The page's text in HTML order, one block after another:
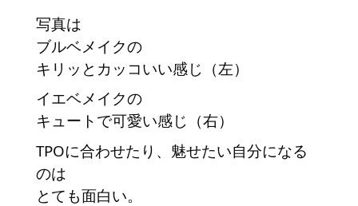
写真は
ブルベメイクの
キリッとカッコいい感じ（左）
イエベメイクの
キュートで可愛い感じ（右）
TPOに合わせたり、魅せたい自分になる
のは
とても面白い。